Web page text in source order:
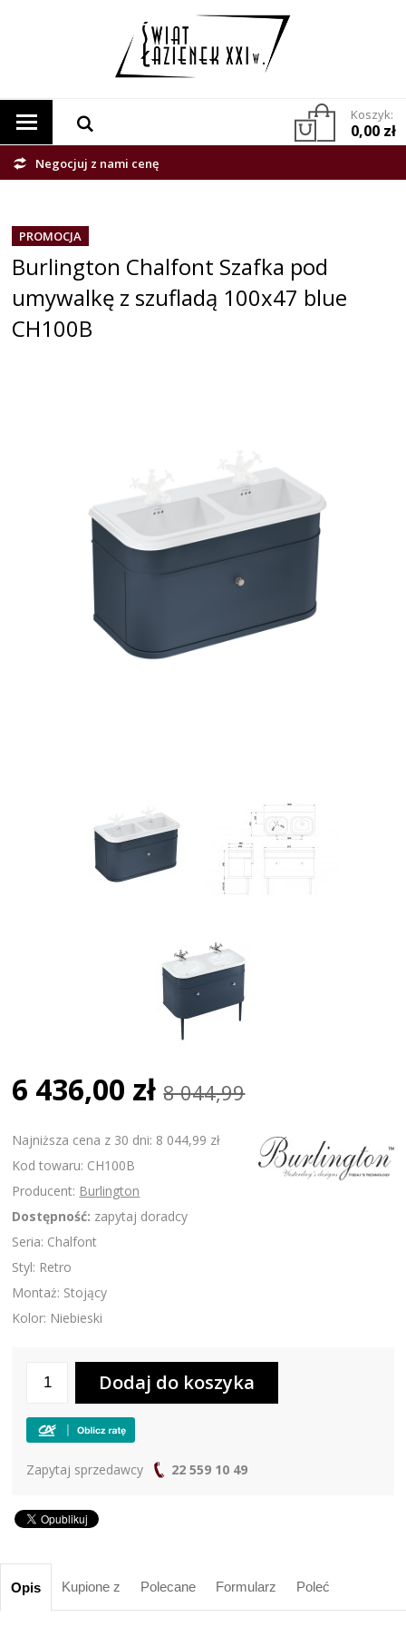
Koszyk:
0,00 zł
Negocjuj z nami cenę
PROMOCJA
Burlington Chalfont Szafka pod
umywalkę z szufladą 100x47 blue
CH100B
6 436,00 zł 8 044,99
Najniższa cena z 30 dni: 8 044,99 zł
Kod towaru: CH100B
Producent: Burlington
Dostępność: zapytaj doradcy
Seria: Chalfont
Styl: Retro
Montaż: Stojący
Kolor: Niebieski
Zapytaj sprzedawcy 22 559 10 49
Opis Kupione z Polecane Formularz Poleć